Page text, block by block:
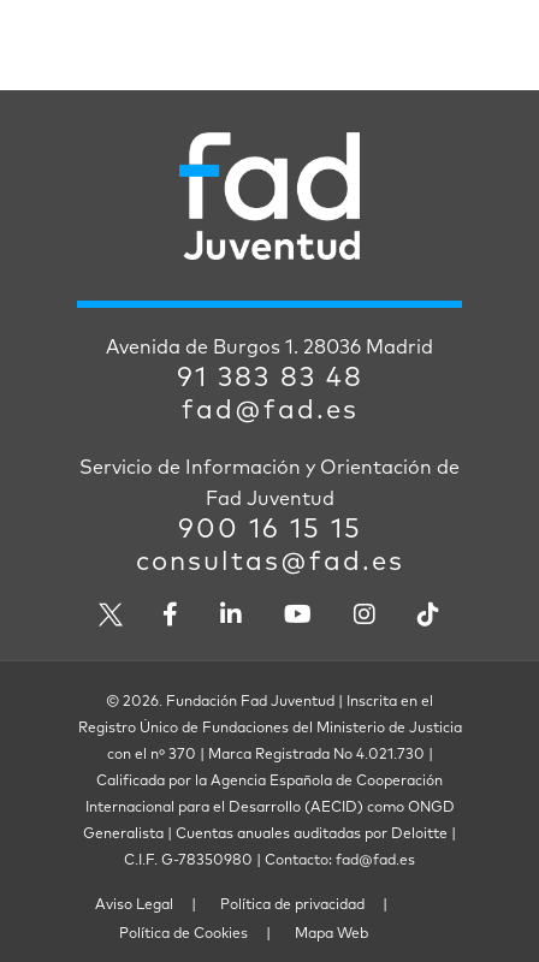
Avenida de Burgos 1. 28036 Madrid
91 383 83 48
fad@fad.es
Servicio de Información y Orientación de
Fad Juventud
900 16 15 15
consultas@fad.es
© 2026. Fundación Fad Juventud | Inscrita en el
Registro Único de Fundaciones del Ministerio de Justicia
con el nº 370 | Marca Registrada No 4.021.730 |
Calificada por la Agencia Española de Cooperación
Internacional para el Desarrollo (AECID) como ONGD
Generalista | Cuentas anuales auditadas por Deloitte |
C.I.F. G-78350980 | Contacto: fad@fad.es
Aviso Legal
Política de privacidad
Política de Cookies
Mapa Web